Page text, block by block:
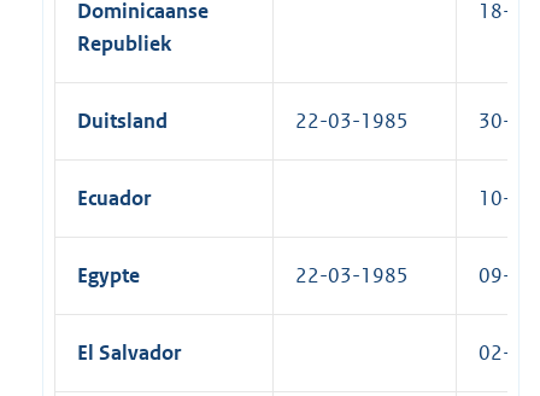
Dominicaanse
Republiek
18-
Duitsland 22-03-1985 30-
Ecuador 10-
Egypte 22-03-1985 09-
El Salvador 02-